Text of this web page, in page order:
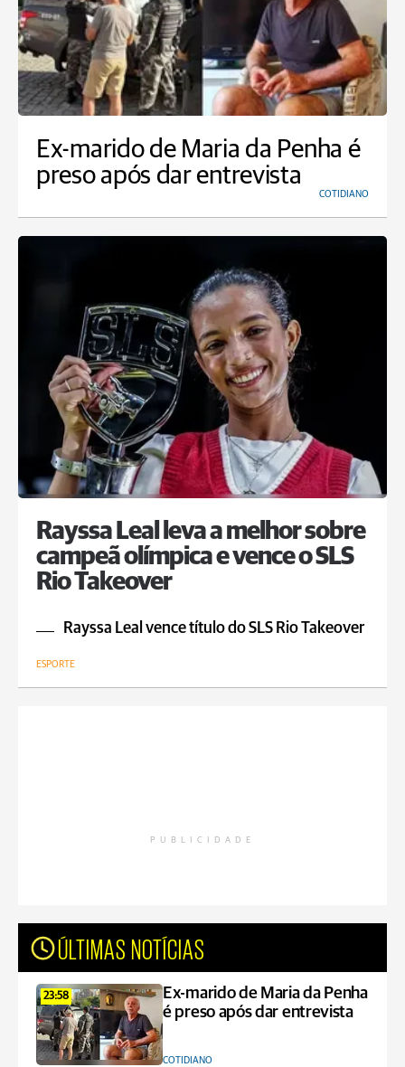
Ex-marido de Maria da Penha é
preso após dar entrevista
COTIDIANO
Rayssa Leal leva a melhor sobre
campeã olímpica e vence o SLS
Rio Takeover
Rayssa Leal vence título do SLS Rio Takeover
ESPORTE
PUBLICIDADE
ÚLTIMAS NOTÍCIAS
23:58
Ex-marido de Maria da Penha
é preso após dar entrevista
COTIDIANO